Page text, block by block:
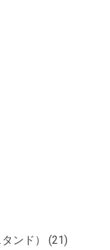
ンド）
(21)